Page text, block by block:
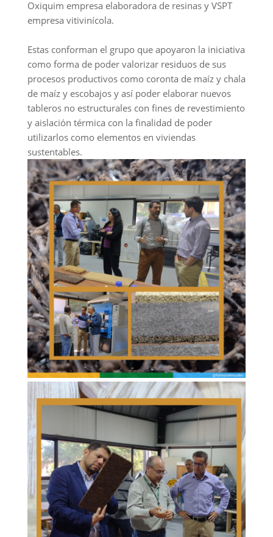
Oxiquim empresa elaboradora de resinas y VSPT
empresa vitivinícola.
Estas conforman el grupo que apoyaron la iniciativa
como forma de poder valorizar residuos de sus
procesos productivos como coronta de maíz y chala
de maíz y escobajos y así poder elaborar nuevos
tableros no estructurales con fines de revestimiento
y aislación térmica con la finalidad de poder
utilizarlos como elementos en viviendas
sustentables.